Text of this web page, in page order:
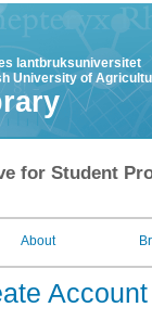
lantbruksuniversitet
University of
for Student
About
Account